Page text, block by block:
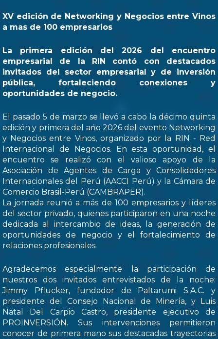
XV edición de Networking y Negocios entre Vinos
a mas de 100 empresarios
La primera edición del 2026 del encuentro
empresarial de la RIN contó con destacados
invitados del sector empresarial y de inversión
pública, fortaleciendo conexiones y
oportunidades de negocio.
El pasado 5 de marzo se llevó a cabo la décimo quinta
edición y primera del ańo 2026 del evento Networking
y Negocios entre Vinos, organizado por la RIN - Red
Internacional de Negocios. En esta oportunidad, el
encuentro se realizó con el valioso apoyo de la
Asociación de Agentes de Carga y Consolidadores
Internacionales del Perú (AACCI Perú) y la Cámara de
Comercio Brasil-Perú (CAMBRAPER).
La jornada reunió a más de 100 empresarios y líderes
del sector privado, quienes participaron en una noche
dedicada al intercambio de ideas, la generación de
oportunidades de negocio y el fortalecimiento de
relaciones profesionales.
Agradecemos especialmente la participación de
nuestros dos invitados entrevistados de la noche:
Jimmy Pflucker, fundador de Paltarumi S.A.C. y
presidente del Consejo Nacional de Minería, y Luis
Natal Del Carpio Castro, presidente ejecutivo de
PROINVERSIÓN. Sus intervenciones permitieron
conocer de primera mano sus destacadas trayectorias